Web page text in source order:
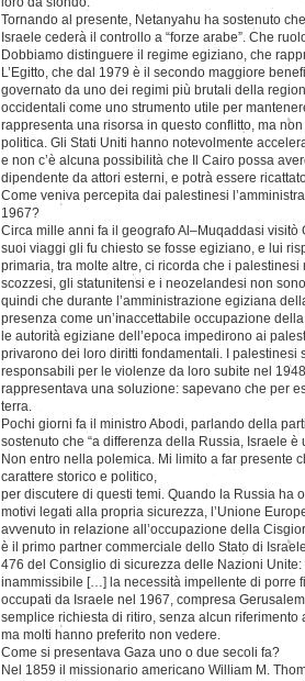
Tornando al presente, Netanyahu ha sostenuto
Israele cederà il controllo a “forze arabe”. Che
Dobbiamo distinguere il regime egiziano, che
L’Egitto, che dal 1979 è il secondo maggiore
governato da uno dei regimi più brutali della
occidentali come uno strumento utile per
rappresenta una risorsa in questo conflitto, ma
politica. Gli Stati Uniti hanno notevolmente
e non c’è alcuna possibilità che Il Cairo possa
dipendente da attori esterni, e potrà essere
Come veniva percepita dai palestinesi
1967?
Circa mille anni fa il geografo Al–Muqaddasi
suoi viaggi gli fu chiesto se fosse egiziano, e lui
primaria, tra molte altre, ci ricorda che i
scozzesi, gli statunitensi e i neozelandesi non
quindi che durante l’amministrazione egiziana
presenza come un’inaccettabile occupazione
le autorità egiziane dell’epoca impedirono ai
privarono dei loro diritti fondamentali. I
responsabili per le violenze da loro subite nel
rappresentava una soluzione: sapevano che per
terra.
Pochi giorni fa il ministro Abodi, parlando della
sostenuto che “a differenza della Russia, Israele
Non entro nella polemica. Mi limito a far presente
carattere storico e politico,
per discutere di questi temi. Quando la Russia ha
motivi legati alla propria sicurezza, l’Unione
avvenuto in relazione all’occupazione della
è il primo partner commerciale dello Stato di
476 del Consiglio di sicurezza delle Nazioni Unite:
inammissibile […] la necessità impellente di porre
occupati da Israele nel 1967, compresa
semplice richiesta di ritiro, senza alcun
ma molti hanno preferito non vedere.
Come si presentava Gaza uno o due secoli fa?
Nel 1859 il missionario americano William M.